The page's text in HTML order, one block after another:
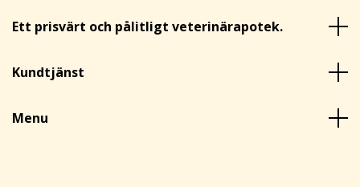
Ett prisvärt och pålitligt veterinärapotek.
Kundtjänst
Menu